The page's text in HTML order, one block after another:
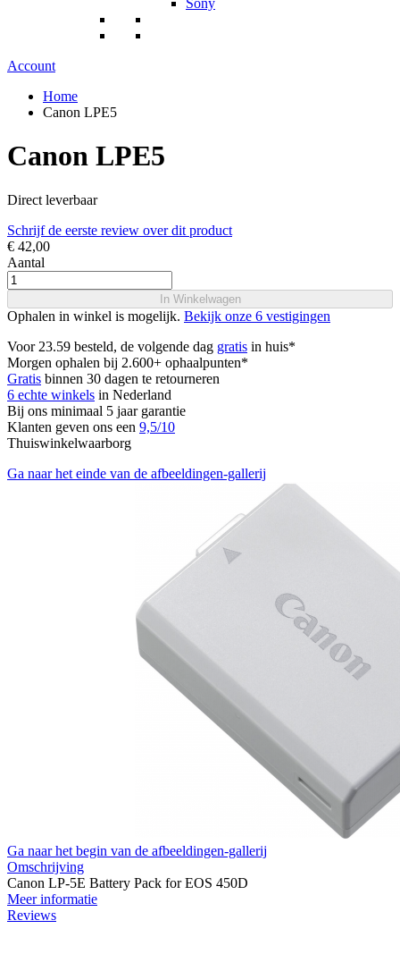
Sony
Account
Home
Canon LPE5
Canon LPE5
Direct leverbaar
Schrijf de eerste review over dit product
€ 42,00
Aantal
In Winkelwagen
Ophalen in winkel is mogelijk. Bekijk onze 6 vestigingen
Voor 23.59 besteld, de volgende dag gratis in huis*
Morgen ophalen bij 2.600+ ophaalpunten*
Gratis binnen 30 dagen te retourneren
6 echte winkels in Nederland
Bij ons minimaal 5 jaar garantie
Klanten geven ons een 9,5/10
Thuiswinkelwaarborg
Ga naar het einde van de afbeeldingen-gallerij
Ga naar het begin van de afbeeldingen-gallerij
Omschrijving
Canon LP-5E Battery Pack for EOS 450D
Meer informatie
Reviews